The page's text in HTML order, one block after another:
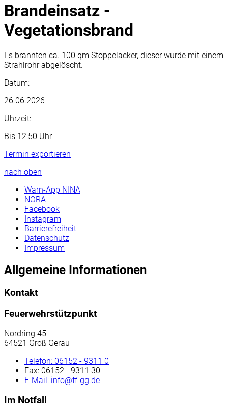
Brandeinsatz -
Vegetationsbrand
Es brannten ca. 100 qm Stoppelacker, dieser wurde mit einem
Strahlrohr abgelöscht.
Datum:
26.06.2026
Uhrzeit:
Bis 12:50 Uhr
Termin exportieren
nach oben
Warn-App NINA
NORA
Facebook
Instagram
Barrierefreiheit
Datenschutz
Impressum
Allgemeine Informationen
Kontakt
Feuerwehrstützpunkt
Nordring 45
64521 Groß Gerau
Telefon: 06152 - 9311 0
Fax: 06152 - 9311 30
E-Mail: info@ff-gg.de
Im Notfall